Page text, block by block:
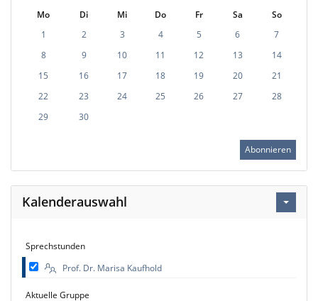
Mo Di Mi Do Fr Sa
So
1
2 3 4 5 6
7
8
9 10 11 12 13
14
15
16 17 18 19 20
21
22
23 24 25 26 27
28
29
30
Abonnieren
Kalenderauswahl
Sprechstunden
Prof. Dr. Marisa Kaufhold
Aktuelle Gruppe